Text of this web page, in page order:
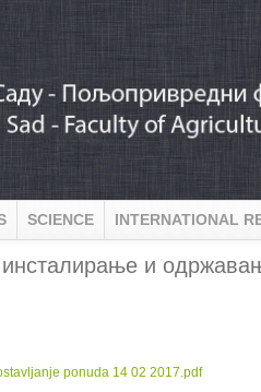
SCIENCE INTERNATIONAL
и
ponuda 14 02 2017.pdf